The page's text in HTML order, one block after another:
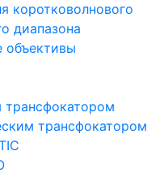
коротковолнового
диапазона
объективы
трансфокатором
трансфокатором